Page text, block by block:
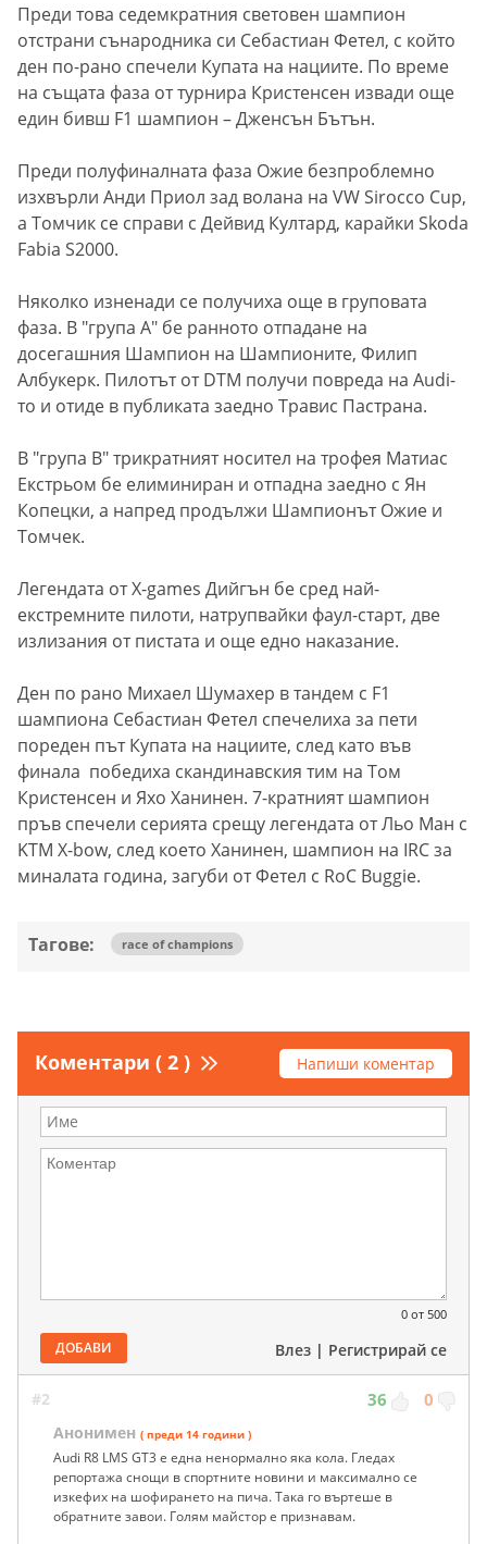
Преди това седемкратния световен шампион
отстрани сънародника си Себастиан Фетел, с който
ден по-рано спечели Купата на нациите. По време
на същата фаза от турнира Кристенсен извади още
един бивш F1 шампион – Дженсън Бътън.
Преди полуфиналната фаза Ожие безпроблемно
изхвърли Анди Приол зад волана на VW Sirocco Cup,
а Томчик се справи с Дейвид Култард, карайки Skoda
Fabia S2000.
Няколко изненади се получиха още в груповата
фаза. В "група А" бе ранното отпадане на
досегашния Шампион на Шампионите, Филип
Албукерк. Пилотът от DTM получи повреда на Audi-
то и отиде в публиката заедно Травис Пастрана.
В "група B" трикратният носител на трофея Матиас
Екстрьом бе елиминиран и отпадна заедно с Ян
Копецки, а напред продължи Шампионът Ожие и
Томчек.
Легендата от X-games Дийгън бе сред най-
екстремните пилоти, натрупвайки фаул-старт, две
излизания от пистата и още едно наказание.
Ден по рано Михаел Шумахер в тандем с F1
шампиона Себастиан Фетел спечелиха за пети
пореден път Купата на нациите, след като във
финала победиха скандинавския тим на Том
Кристенсен и Яхо Ханинен. 7-кратният шампион
пръв спечели серията срещу легендата от Льо Ман с
KTM X-bow, след което Ханинен, шампион на IRC за
миналата година, загуби от Фетел с RoC Buggie.
Тагове: race of champions
Коментари ( 2 ) Напиши коментар
0 от 500
ДОБАВИ Влез | Регистрирай се
#2 36 0
Анонимен ( преди 14 години )
Audi R8 LMS GT3 е една ненормално яка кола. Гледах
репортажа снощи в спортните новини и максимално се
изкефих на шофирането на пича. Така го въртеше в
обратните завои. Голям майстор е признавам.